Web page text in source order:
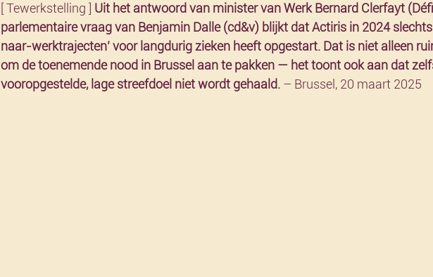
[ Tewerkstelling ] Uit het antwoord van minister van Werk Bernard Clerfayt
parlementaire vraag van Benjamin Dalle (cd&v) blijkt dat Actiris in 2024
naar-werktrajecten’ voor langdurig zieken heeft opgestart. Dat is niet alleen
om de toenemende nood in Brussel aan te pakken — het toont ook aan dat
vooropgestelde, lage streefdoel niet wordt gehaald. – Brussel, 20 maart 2025